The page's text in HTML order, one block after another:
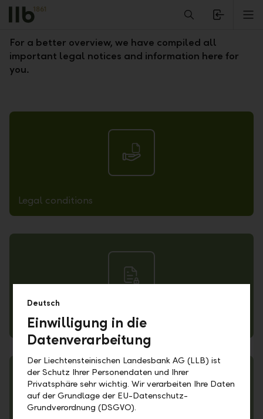
Alerts.Headline
Legal notes
For a better overview, we have compiled all
important legal notices and information here for
you.
Legal conditions
Privacy statement
Deutsch
Einwilligung in die
Datenverarbeitung
Der Liechtensteinischen Landesbank AG (LLB) ist
der Schutz Ihrer Personendaten und Ihrer
Privatsphäre sehr wichtig. Wir verarbeiten Ihre Daten
auf der Grundlage der EU-Datenschutz-
Grundverordnung (DSGVO).